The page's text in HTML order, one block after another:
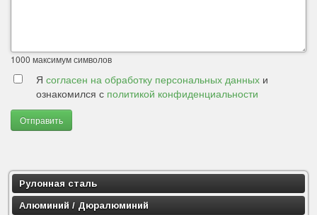
1000 максимум символов
Я согласен на обработку персональных данных и
ознакомился с политикой конфиденциальности
Отправить
Рулонная сталь
Алюминий / Дюралюминий